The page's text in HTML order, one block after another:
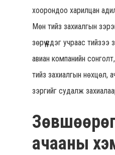
Hit enter to search or
хоорондоо харилцан
Мөн тийз захиалгын
зөрүү үүсдэг учраас
авиан компанийн
тийз захиалгын нөхцөл,
зэргийг судалж
ачааны